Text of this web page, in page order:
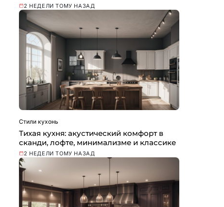
2 НЕДЕЛИ ТОМУ НАЗАД
Стили кухонь
Тихая кухня: акустический комфорт в
сканди, лофте, минимализме и классике
2 НЕДЕЛИ ТОМУ НАЗАД